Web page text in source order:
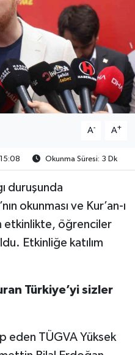
A- A+
Okunma Süresi: 3 Dk
duruşunda
okunması ve Kur’an-ı
etkinlikte, öğrenciler
Etkinliğe katılım
Türkiye’yi sizler
eden TÜGVA Yüksek